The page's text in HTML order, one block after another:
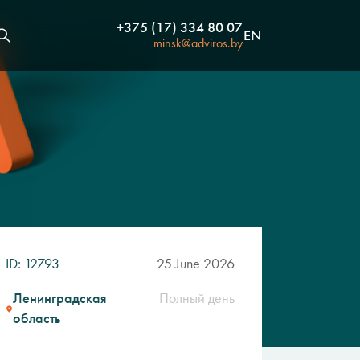
+375 (17) 334 80 07
minsk@adviros.byEN
ID: 12793
25 June 2026
Ленинградская
область
Полный день